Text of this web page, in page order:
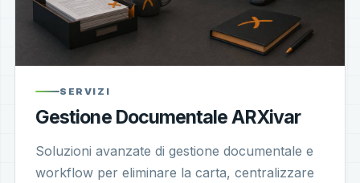
SERVIZI
Gestione Documentale ARXivar
Soluzioni avanzate di gestione documentale e
workflow per eliminare la carta, centralizzare